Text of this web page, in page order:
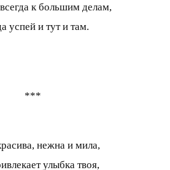
к большим делам,
успей и тут и там.
***
нежна и мила,
улыбка твоя,